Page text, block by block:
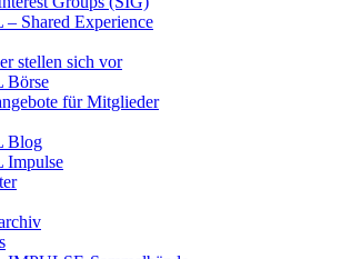
Shared Experience
stellen sich vor
für Mitglieder
Blog